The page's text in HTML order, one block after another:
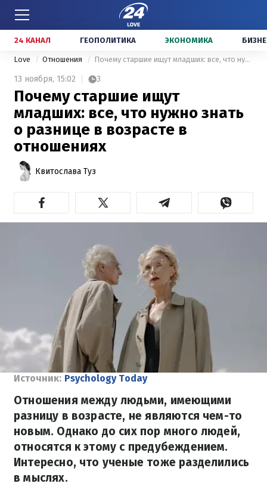
24 КАНАЛ ГЕОПОЛИТИКА ЭКОНОМИКА
Love Отношения Почему старшие ищут младших: все, что нужно знать о разнице в возрасте в отношениях
13 ноября, 15:02 3
Почему старшие ищут
младших: все, что нужно знать
о разнице в возрасте в
отношениях
Квитослава Туз
Источник: Psychology Today
Отношения между людьми, имеющими
разницу в возрасте, не являются чем-то
новым. Однако до сих пор много людей,
относятся к этому с предубеждением.
Интересно, что ученые тоже разделились
в мыслях.